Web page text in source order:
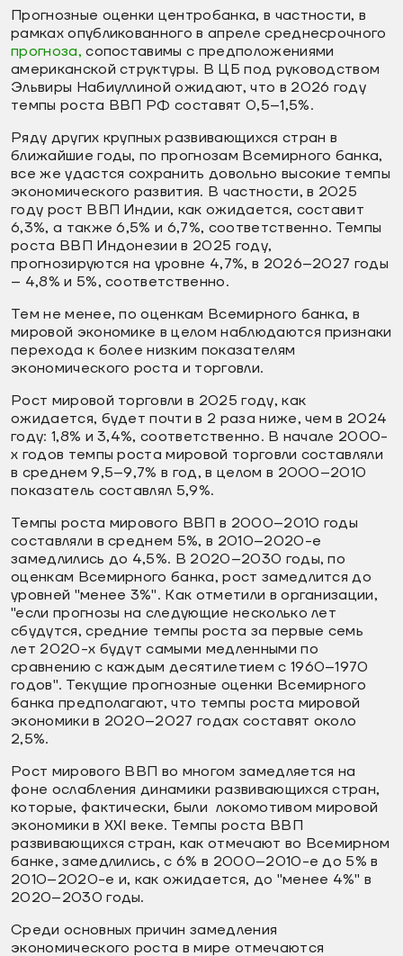
Прогнозные оценки центробанка, в частности, в
рамках опубликованного в апреле среднесрочного
прогноза, сопоставимы с предположениями
американской структуры. В ЦБ под руководством
Эльвиры Набиуллиной ожидают, что в 2026 году
темпы роста ВВП РФ составят 0,5–1,5%.
Ряду других крупных развивающихся стран в
ближайшие годы, по прогнозам Всемирного банка,
все же удастся сохранить довольно высокие темпы
экономического развития. В частности, в 2025
году рост ВВП Индии, как ожидается, составит
6,3%, а также 6,5% и 6,7%, соответственно. Темпы
роста ВВП Индонезии в 2025 году,
прогнозируются на уровне 4,7%, в 2026–2027 годы
– 4,8% и 5%, соответственно.
Тем не менее, по оценкам Всемирного банка, в
мировой экономике в целом наблюдаются признаки
перехода к более низким показателям
экономического роста и торговли.
Рост мировой торговли в 2025 году, как
ожидается, будет почти в 2 раза ниже, чем в 2024
году: 1,8% и 3,4%, соответственно. В начале 2000-
х годов темпы роста мировой торговли составляли
в среднем 9,5–9,7% в год, в целом в 2000–2010
показатель составлял 5,9%.
Темпы роста мирового ВВП в 2000–2010 годы
составляли в среднем 5%, в 2010–2020-е
замедлились до 4,5%. В 2020–2030 годы, по
оценкам Всемирного банка, рост замедлится до
уровней "менее 3%". Как отметили в организации,
"если прогнозы на следующие несколько лет
сбудутся, средние темпы роста за первые семь
лет 2020-х будут самыми медленными по
сравнению с каждым десятилетием с 1960–1970
годов". Текущие прогнозные оценки Всемирного
банка предполагают, что темпы роста мировой
экономики в 2020–2027 годах составят около
2,5%.
Рост мирового ВВП во многом замедляется на
фоне ослабления динамики развивающихся стран,
которые, фактически, были локомотивом мировой
экономики в XXI веке. Темпы роста ВВП
развивающихся стран, как отмечают во Всемирном
банке, замедлились, с 6% в 2000–2010-е до 5% в
2010–2020-е и, как ожидается, до "менее 4%" в
2020–2030 годы.
Среди основных причин замедления
экономического роста в мире отмечаются